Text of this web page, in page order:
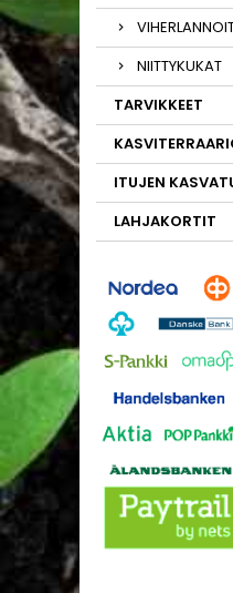
NIITTYKUKAT
TARVIKKEET
ITUJEN
LAHJAKORTIT